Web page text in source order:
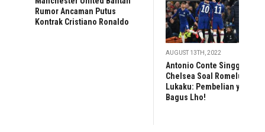
Rumor Ancaman Putus
Kontrak Cristiano Ronaldo
AUGUST 13TH, 2022
Antonio Conte Singgung
Chelsea Soal Romelu
Lukaku: Pembelian yang
Bagus Lho!